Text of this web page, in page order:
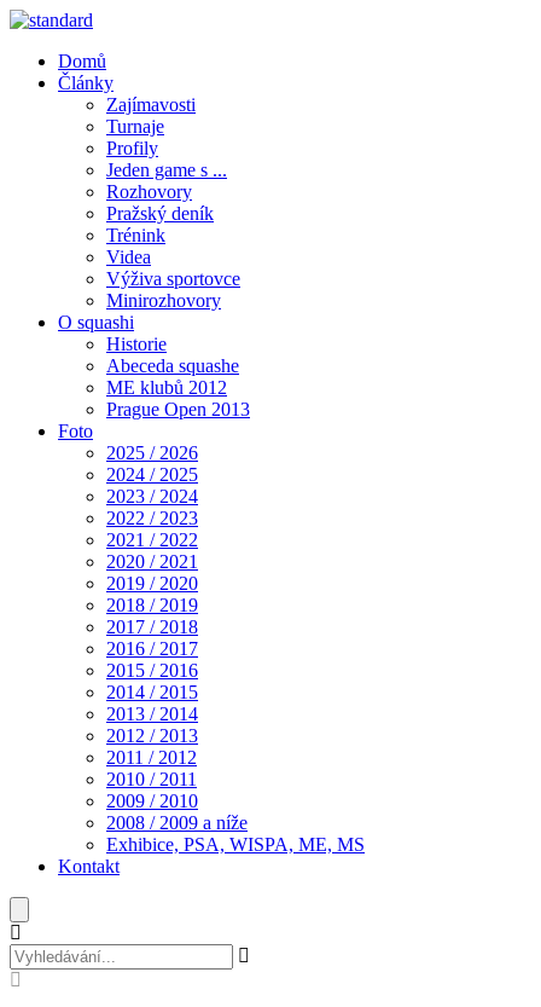
Domů
Články
Zajímavosti
Turnaje
Profily
Jeden game s ...
Rozhovory
Pražský deník
Trénink
Videa
Výživa sportovce
Minirozhovory
O squashi
Historie
Abeceda squashe
ME klubů 2012
Prague Open 2013
Foto
2025 / 2026
2024 / 2025
2023 / 2024
2022 / 2023
2021 / 2022
2020 / 2021
2019 / 2020
2018 / 2019
2017 / 2018
2016 / 2017
2015 / 2016
2014 / 2015
2013 / 2014
2012 / 2013
2011 / 2012
2010 / 2011
2009 / 2010
2008 / 2009 a níže
Exhibice, PSA, WISPA, ME, MS
Kontakt